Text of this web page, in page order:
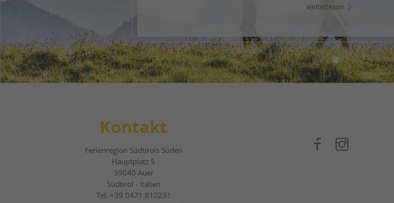
weiterlesen
1 2
Kontakt
Ferienregion Südtirols Süden
Hauptplatz 5
39040 Auer
Südtirol - Italien
Tel. +39 0471 810231